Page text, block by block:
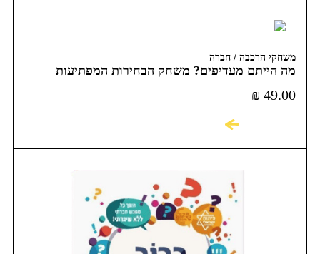
משחקי הרכבה / חברה
מה הייתם מעדיפים? משחק הבחירות המפתיעות
₪ 49.00